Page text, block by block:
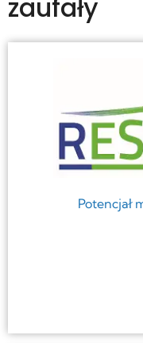
zaufały
Potencjał